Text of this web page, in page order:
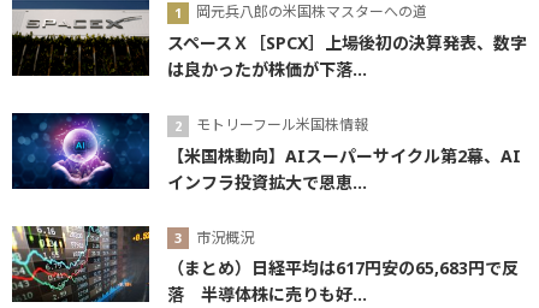
岡元兵八郎の米国株マスターへの道
スペースＸ［SPCX］上場後初の決算発表、数字
は良かったが株価が下落...
モトリーフール米国株情報
【米国株動向】AIスーパーサイクル第2幕、AI
インフラ投資拡大で恩恵...
市況概況
（まとめ）日経平均は617円安の65,683円で反
落 半導体株に売りも好...